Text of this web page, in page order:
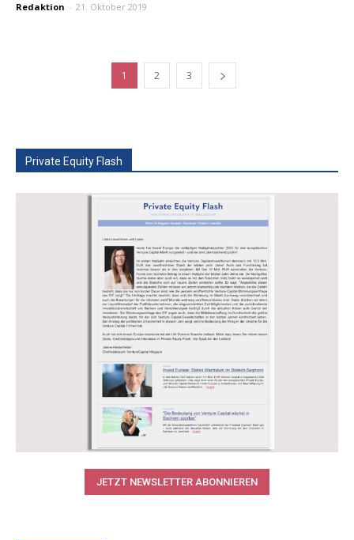
Redaktion - 21. Oktober 2019
1 2 3
Private Equity Flash
JETZT NEWSLETTER ABONNIEREN